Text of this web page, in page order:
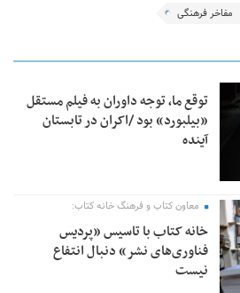
مفاخر فرهنگی
توقع ما، توجه داوران به فیلم مستقل
«بیلبورد» بود /اکران در تابستان
آینده
معاون کتاب و فرهنگ خانه کتاب:
خانه کتاب با تاسیس «پردیس
فناوری‌های نشر» دنبال انتفاع
نیست